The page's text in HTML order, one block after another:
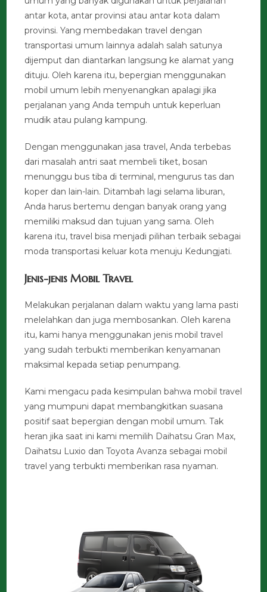
antar kota, antar provinsi atau antar kota dalam
provinsi. Yang membedakan travel dengan
transportasi umum lainnya adalah salah satunya
dijemput dan diantarkan langsung ke alamat yang
dituju. Oleh karena itu, bepergian menggunakan
mobil umum lebih menyenangkan apalagi jika
perjalanan yang Anda tempuh untuk keperluan
mudik atau pulang kampung.
Dengan menggunakan jasa travel, Anda terbebas
dari masalah antri saat membeli tiket, bosan
menunggu bus tiba di terminal, mengurus tas dan
koper dan lain-lain. Ditambah lagi selama liburan,
Anda harus bertemu dengan banyak orang yang
memiliki maksud dan tujuan yang sama. Oleh
karena itu, travel bisa menjadi pilihan terbaik sebagai
moda transportasi keluar kota menuju Kedungjati.
Jenis-jenis Mobil Travel
Melakukan perjalanan dalam waktu yang lama pasti
melelahkan dan juga membosankan. Oleh karena
itu, kami hanya menggunakan jenis mobil travel
yang sudah terbukti memberikan kenyamanan
maksimal kepada setiap penumpang.
Kami mengacu pada kesimpulan bahwa mobil travel
yang mumpuni dapat membangkitkan suasana
positif saat bepergian dengan mobil umum. Tak
heran jika saat ini kami memilih Daihatsu Gran Max,
Daihatsu Luxio dan Toyota Avanza sebagai mobil
travel yang terbukti memberikan rasa nyaman.